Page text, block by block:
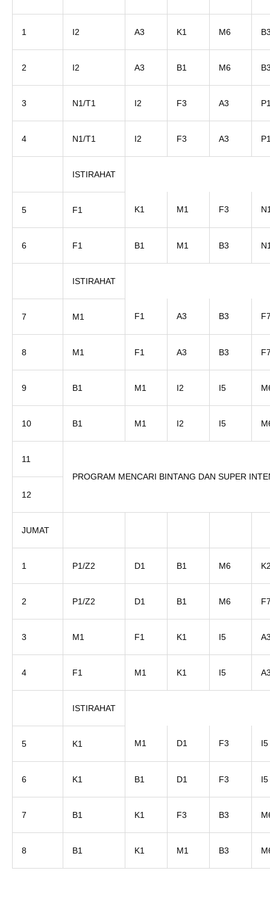
1 I2 A3 K1 M6
2 I2 A3 B1 M6
3 N1/T1 I2 F3 A3
4 N1/T1 I2 F3 A3
ISTIRAHAT
5 F1 K1 M1 F3
6 F1 B1 M1 B3
ISTIRAHAT
7 M1 F1 A3 B3
8 M1 F1 A3 B3
9 B1 M1 I2 I5
10 B1 M1 I2 I5
11
PROGRAM MENCARI BINTANG DAN SUPER
12
JUMAT
1 P1/Z2 D1 B1 M6
2 P1/Z2 D1 B1 M6
3 M1 F1 K1 I5
4 F1 M1 K1 I5
ISTIRAHAT
5 K1 M1 D1 F3 I5
6 K1 B1 D1 F3 I5
7 B1 K1 F3 B3
8 B1 K1 M1 B3